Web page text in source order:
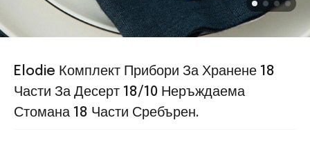
Elodie Комплект Прибори За Хранене 18
Части За Десерт 18/10 Неръждаема
Стомана 18 Части Сребърен.